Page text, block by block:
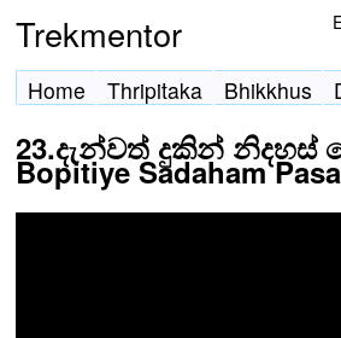
Trekmentor
Home Thripitaka Bhikkhus
23.දැන්වත් දුකින් නිදහස්
Bopitiye Sadaham